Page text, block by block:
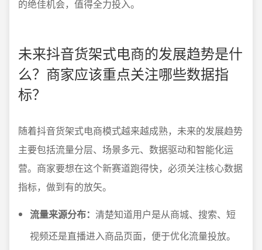
的绝佳机会，值得全力投入。
未来抖音货架式电商的发展趋势是什
么？商家应该重点关注哪些数据指
标？
随着抖音货架式电商模式越来越成熟，未来的发展趋势
主要包括流量分层、场景多元、数据驱动和智能化运
营。商家要想在这个新赛道跑得快，必须关注核心数据
指标，做到有的放矢。
流量来源分布： 清楚知道用户是从商城、搜索、短
视频还是直播进入商品页面，便于优化流量投放。